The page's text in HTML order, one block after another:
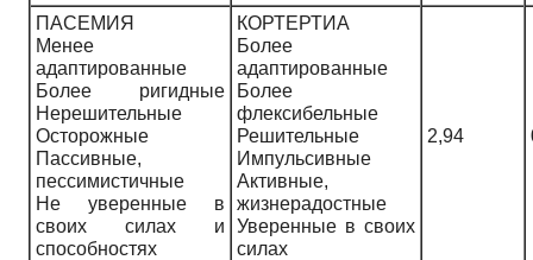
ПАСЕМИЯ
Менее
адаптированные
Более ригидные
Нерешительные
Осторожные
Пассивные,
пессимистичные
Не уверенные в
своих силах и
способностях
КОРТЕРТИА
Более
адаптированные
Более
флексибельные
Решительные
Импульсивные
Активные,
жизнерадостные
Уверенные в своих
силах
2,94